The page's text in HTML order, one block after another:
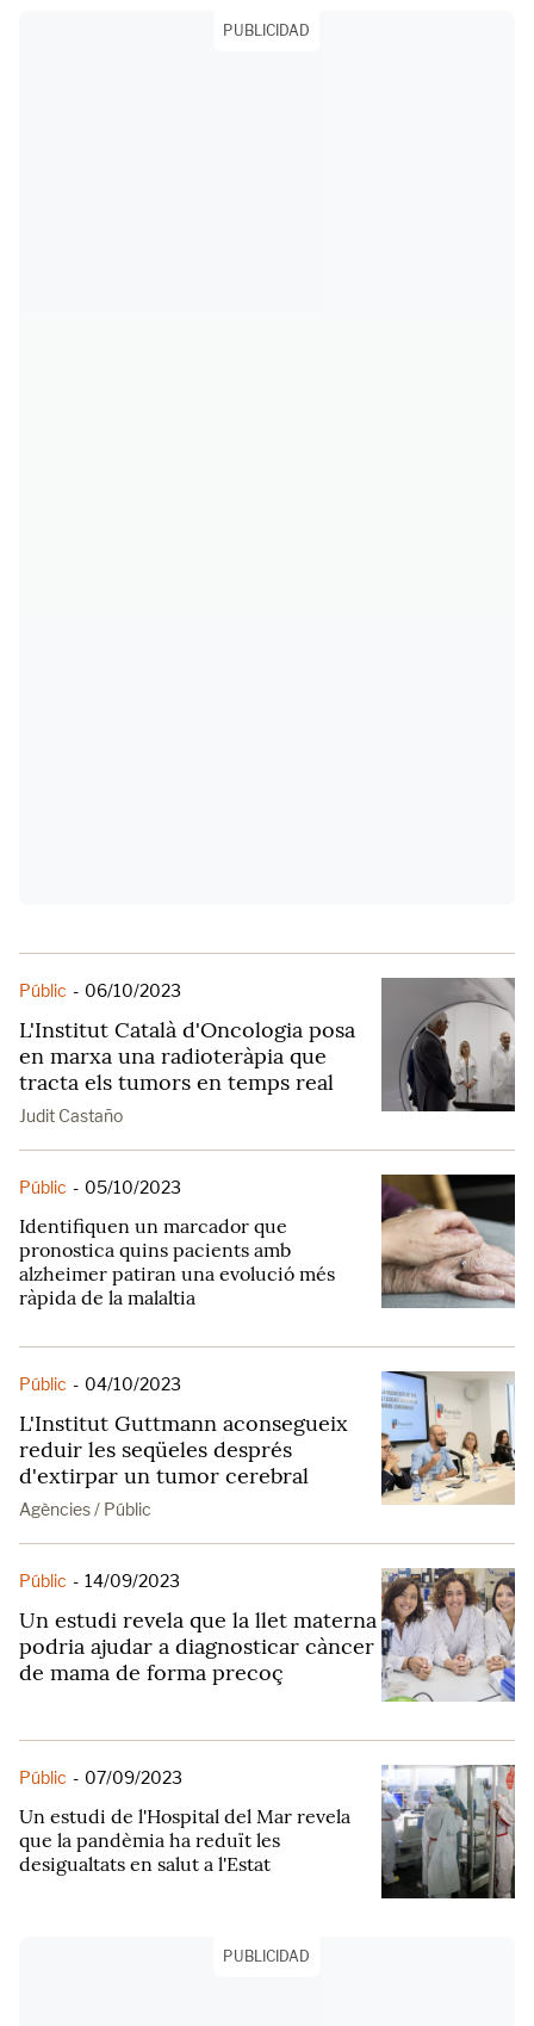
PUBLICIDAD
Públic - 06/10/2023
L'Institut Català d'Oncologia posa
en marxa una radioteràpia que
tracta els tumors en temps real
Judit Castaño
Públic - 05/10/2023
Identifiquen un marcador que
pronostica quins pacients amb
alzheimer patiran una evolució més
ràpida de la malaltia
Públic - 04/10/2023
L'Institut Guttmann aconsegueix
reduir les seqüeles després
d'extirpar un tumor cerebral
Agències / Públic
Públic - 14/09/2023
Un estudi revela que la llet materna
podria ajudar a diagnosticar càncer
de mama de forma precoç
Públic - 07/09/2023
Un estudi de l'Hospital del Mar revela
que la pandèmia ha reduït les
desigualtats en salut a l'Estat
PUBLICIDAD